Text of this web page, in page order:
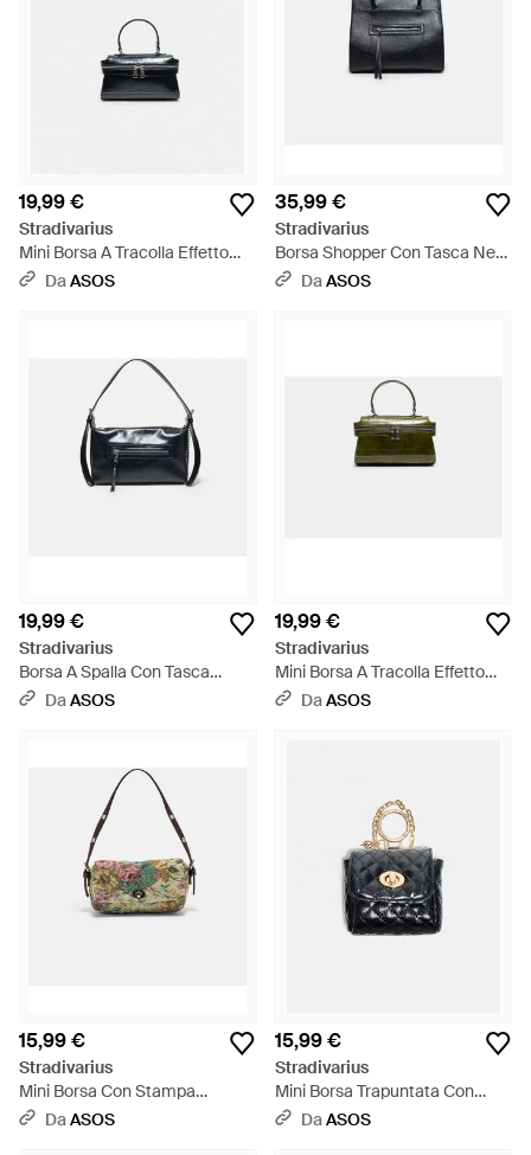
19,99 €
Stradivarius
Mini Borsa A Tracolla Effetto
Cocco Nera - Blu
DaASOS
35,99 €
Stradivarius
Borsa Shopper Con Tasca Nera
- Nero
DaASOS
19,99 €
Stradivarius
Borsa A Spalla Con Tasca
Frontale Nera - Blu
DaASOS
19,99 €
Stradivarius
Mini Borsa A Tracolla Effetto
Cocco - Verde
DaASOS
15,99 €
Stradivarius
Mini Borsa Con Stampa
Floreale Color Ecru -
DaASOS
15,99 €
Stradivarius
Mini Borsa Trapuntata Con
Charm Nera - Blu
DaASOS